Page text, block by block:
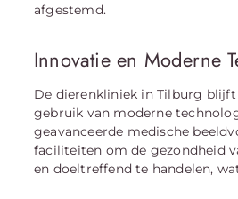
afgestemd.
Innovatie en Moderne
De dierenkliniek in Tilburg
gebruik van moderne
geavanceerde medische
faciliteiten om de gezondheid
en doeltreffend te handelen,